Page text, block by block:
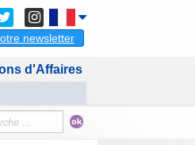
newsletter
d'Affaires